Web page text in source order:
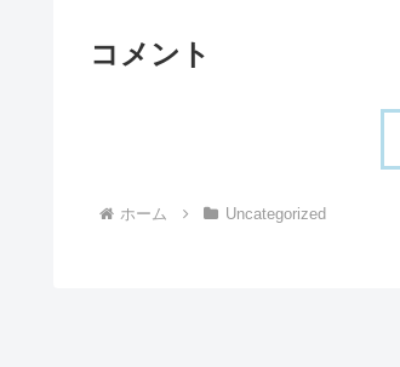
コメント
ホーム Uncategorized